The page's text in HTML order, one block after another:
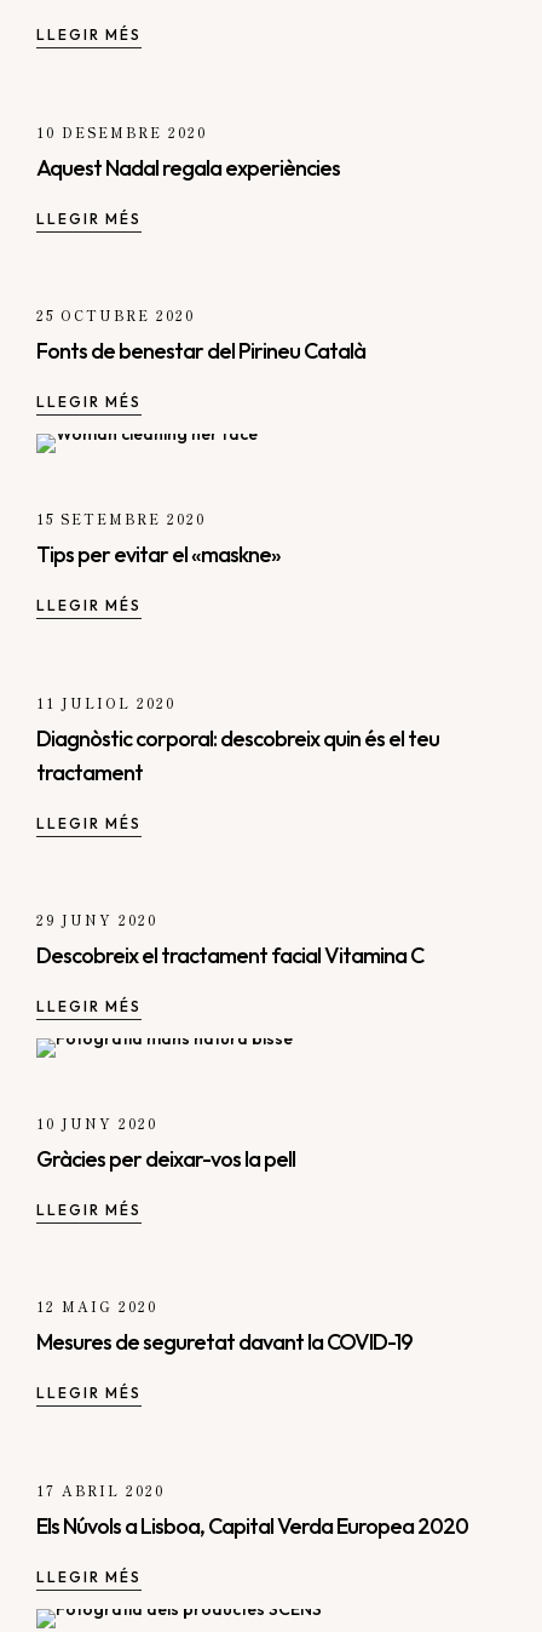
LLEGIR MÉS
10 DESEMBRE 2020
Aquest Nadal regala experiències
LLEGIR MÉS
25 OCTUBRE 2020
Fonts de benestar del Pirineu Català
LLEGIR MÉS
15 SETEMBRE 2020
Tips per evitar el «maskne»
LLEGIR MÉS
11 JULIOL 2020
Diagnòstic corporal: descobreix quin és el teu
tractament
LLEGIR MÉS
29 JUNY 2020
Descobreix el tractament facial Vitamina C
LLEGIR MÉS
10 JUNY 2020
Gràcies per deixar-vos la pell
LLEGIR MÉS
12 MAIG 2020
Mesures de seguretat davant la COVID-19
LLEGIR MÉS
17 ABRIL 2020
Els Núvols a Lisboa, Capital Verda Europea 2020
LLEGIR MÉS